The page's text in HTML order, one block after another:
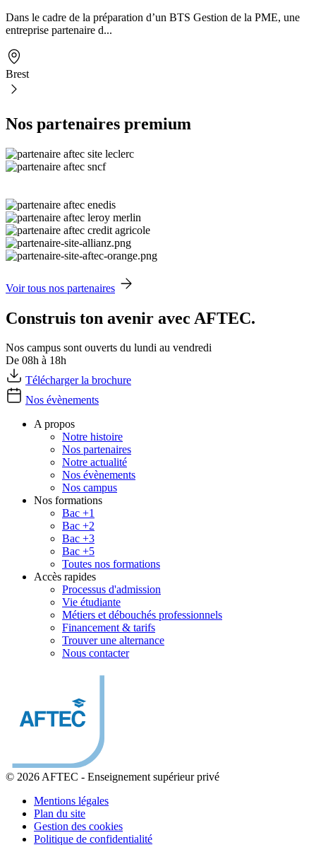
Dans le cadre de la préparation d’un BTS Gestion de la PME, une
entreprise partenaire d...
Brest
Nos partenaires premium
Voir tous nos partenaires
Construis ton avenir avec AFTEC.
Nos campus sont ouverts du lundi au vendredi
De 08h à 18h
Télécharger la brochure
Nos évènements
A propos
Notre histoire
Nos partenaires
Notre actualité
Nos évènements
Nos campus
Nos formations
Bac +1
Bac +2
Bac +3
Bac +5
Toutes nos formations
Accès rapides
Processus d'admission
Vie étudiante
Métiers et débouchés professionnels
Financement & tarifs
Trouver une alternance
Nous contacter
© 2026 AFTEC - Enseignement supérieur privé
Mentions légales
Plan du site
Gestion des cookies
Politique de confidentialité